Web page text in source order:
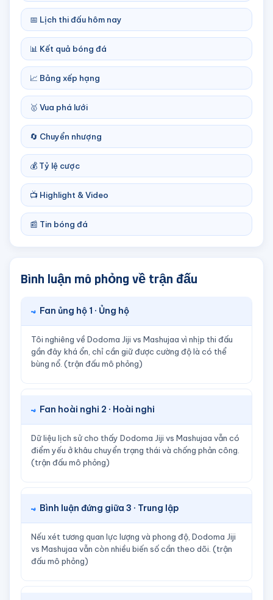
📅 Lịch thi đấu hôm nay
📊 Kết quả bóng đá
📈 Bảng xếp hạng
🥇 Vua phá lưới
🔄 Chuyển nhượng
💰 Tỷ lệ cược
📺 Highlight & Video
📰 Tin bóng đá
Bình luận mô phỏng về trận đấu
Fan ủng hộ 1 · Ủng hộ
Tôi nghiêng về Dodoma Jiji vs Mashujaa vì nhịp thi đấu
gần đây khá ổn, chỉ cần giữ được cường độ là có thể
bùng nổ. (trận đấu mô phỏng)
Fan hoài nghi 2 · Hoài nghi
Dữ liệu lịch sử cho thấy Dodoma Jiji vs Mashujaa vẫn có
điểm yếu ở khâu chuyển trạng thái và chống phản công.
(trận đấu mô phỏng)
Bình luận đứng giữa 3 · Trung lập
Nếu xét tương quan lực lượng và phong độ, Dodoma Jiji
vs Mashujaa vẫn còn nhiều biến số cần theo dõi. (trận
đấu mô phỏng)